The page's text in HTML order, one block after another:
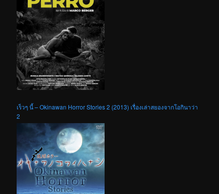
เร็วๆ นี้ – Okinawan Horror Stories 2 (2013) เรื่องเล่าสยองจากโอกินาว่า
2